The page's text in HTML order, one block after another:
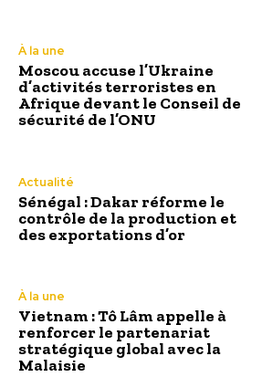
À la une
Moscou accuse l’Ukraine
d’activités terroristes en
Afrique devant le Conseil de
sécurité de l’ONU
Actualité
Sénégal : Dakar réforme le
contrôle de la production et
des exportations d’or
À la une
Vietnam : Tô Lâm appelle à
renforcer le partenariat
stratégique global avec la
Malaisie